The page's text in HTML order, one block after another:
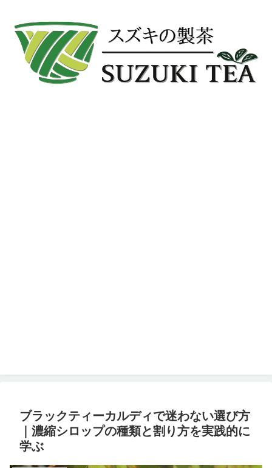
ブラックティーカルディで迷わない選び方
｜濃縮シロップの種類と割り方を実践的に
学ぶ